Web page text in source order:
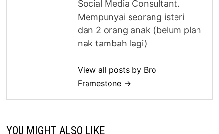
Social Media Consultant.
Mempunyai seorang isteri
dan 2 orang anak (belum plan
nak tambah lagi)
View all posts by Bro
Framestone →
YOU MIGHT ALSO LIKE